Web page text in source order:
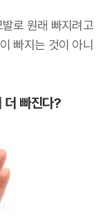
로 원래 빠지려고
빠지는 것이 아니
더 빠진다?